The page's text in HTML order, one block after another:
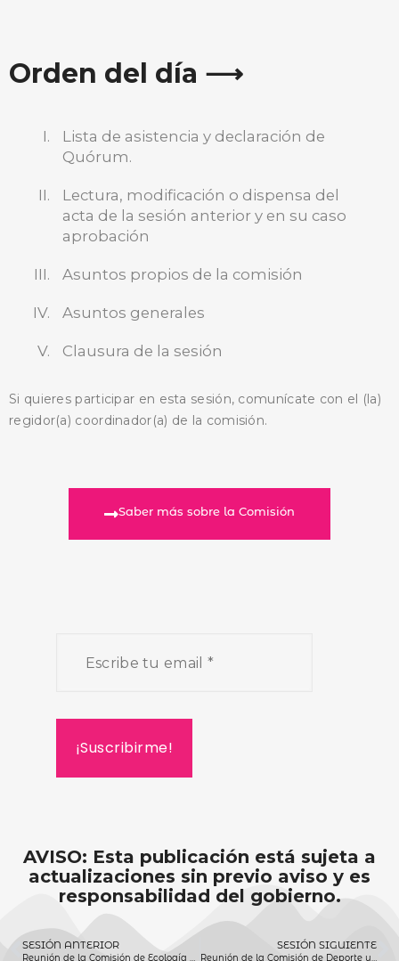
Orden del día ⟶
Lista de asistencia y declaración de
Quórum.
Lectura, modificación o dispensa del
acta de la sesión anterior y en su caso
aprobación
Asuntos propios de la comisión
Asuntos generales
Clausura de la sesión
Si quieres participar en esta sesión, comunícate con el (la)
regidor(a) coordinador(a) de la comisión.
Saber más sobre la Comisión
AVISO: Esta publicación está sujeta a
actualizaciones sin previo aviso y es
responsabilidad del gobierno.
SESIÓN ANTERIOR SESIÓN SIGUIENTE